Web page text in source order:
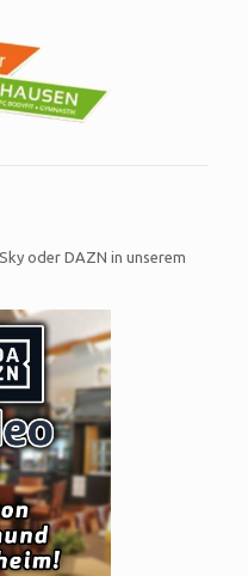
oder DAZN in unserem